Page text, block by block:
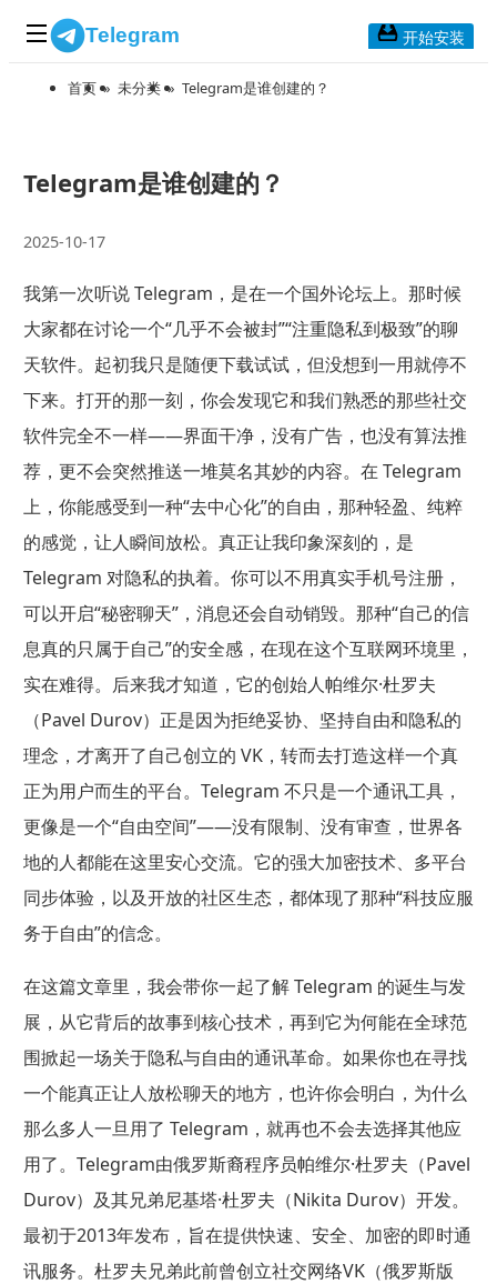
Telegram
应用下载
Telegram Mac版
Telegram安卓版
Telegram Web版
开始安装
首页 » 未分类 » Telegram是谁创建的？
Telegram是谁创建的？
2025-10-17
我第一次听说 Telegram，是在一个国外论坛上。那时候
大家都在讨论一个“几乎不会被封”“注重隐私到极致”的聊
天软件。起初我只是随便下载试试，但没想到一用就停不
下来。打开的那一刻，你会发现它和我们熟悉的那些社交
软件完全不一样——界面干净，没有广告，也没有算法推
荐，更不会突然推送一堆莫名其妙的内容。在 Telegram
上，你能感受到一种“去中心化”的自由，那种轻盈、纯粹
的感觉，让人瞬间放松。真正让我印象深刻的，是
Telegram 对隐私的执着。你可以不用真实手机号注册，
可以开启“秘密聊天”，消息还会自动销毁。那种“自己的信
息真的只属于自己”的安全感，在现在这个互联网环境里，
实在难得。后来我才知道，它的创始人帕维尔·杜罗夫
（Pavel Durov）正是因为拒绝妥协、坚持自由和隐私的
理念，才离开了自己创立的 VK，转而去打造这样一个真
正为用户而生的平台。Telegram 不只是一个通讯工具，
更像是一个“自由空间”——没有限制、没有审查，世界各
地的人都能在这里安心交流。它的强大加密技术、多平台
同步体验，以及开放的社区生态，都体现了那种“科技应服
务于自由”的信念。
在这篇文章里，我会带你一起了解 Telegram 的诞生与发
展，从它背后的故事到核心技术，再到它为何能在全球范
围掀起一场关于隐私与自由的通讯革命。如果你也在寻找
一个能真正让人放松聊天的地方，也许你会明白，为什么
那么多人一旦用了 Telegram，就再也不会去选择其他应
用了。Telegram由俄罗斯裔程序员帕维尔·杜罗夫（Pavel
Durov）及其兄弟尼基塔·杜罗夫（Nikita Durov）开发。
最初于2013年发布，旨在提供快速、安全、加密的即时通
讯服务。杜罗夫兄弟此前曾创立社交网络VK（俄罗斯版